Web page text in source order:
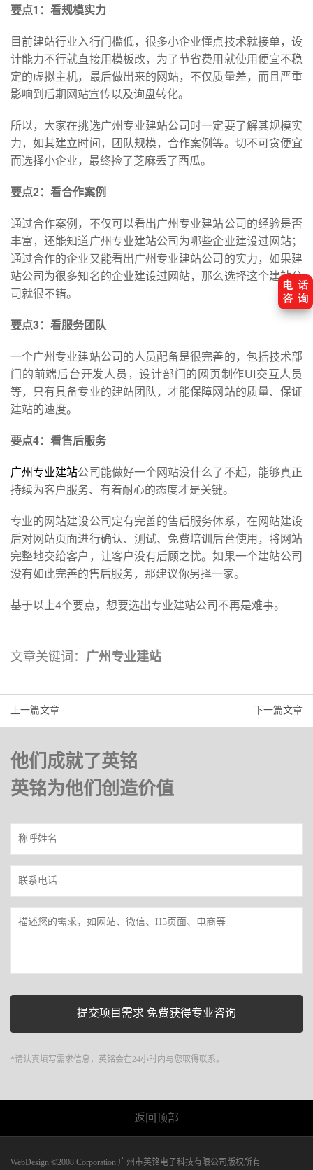
要点1：看规模实力
目前建站行业入行门槛低，很多小企业懂点技术就接单，设
计能力不行就直接用模板改，为了节省费用就使用便宜不稳
定的虚拟主机，最后做出来的网站，不仅质量差，而且严重
影响到后期网站宣传以及询盘转化。
所以，大家在挑选广州专业建站公司时一定要了解其规模实
力，如其建立时间，团队规模，合作案例等。切不可贪便宜
而选择小企业，最终捡了芝麻丢了西瓜。
要点2：看合作案例
通过合作案例，不仅可以看出广州专业建站公司的经验是否
丰富，还能知道广州专业建站公司为哪些企业建设过网站；
通过合作的企业又能看出广州专业建站公司的实力，如果建
站公司为很多知名的企业建设过网站，那么选择这个建站公
司就很不错。
要点3：看服务团队
一个广州专业建站公司的人员配备是很完善的，包括技术部
门的前端后台开发人员，设计部门的网页制作UI交互人员
等，只有具备专业的建站团队，才能保障网站的质量、保证
建站的速度。
要点4：看售后服务
广州专业建站公司能做好一个网站没什么了不起，能够真正
持续为客户服务、有着耐心的态度才是关键。
专业的网站建设公司定有完善的售后服务体系，在网站建设
后对网站页面进行确认、测试、免费培训后台使用，将网站
完整地交给客户，让客户没有后顾之忧。如果一个建站公司
没有如此完善的售后服务，那建议你另择一家。
基于以上4个要点，想要选出专业建站公司不再是难事。
文章关键词： 广州专业建站
上一篇文章 下一篇文章
他们成就了英铭
英铭为他们创造价值
*请认真填写需求信息，英铭会在24小时内与您取得联系。
返回顶部
WebDesign ©2008 Corporation 广州市英铭电子科技有限公司版权所有